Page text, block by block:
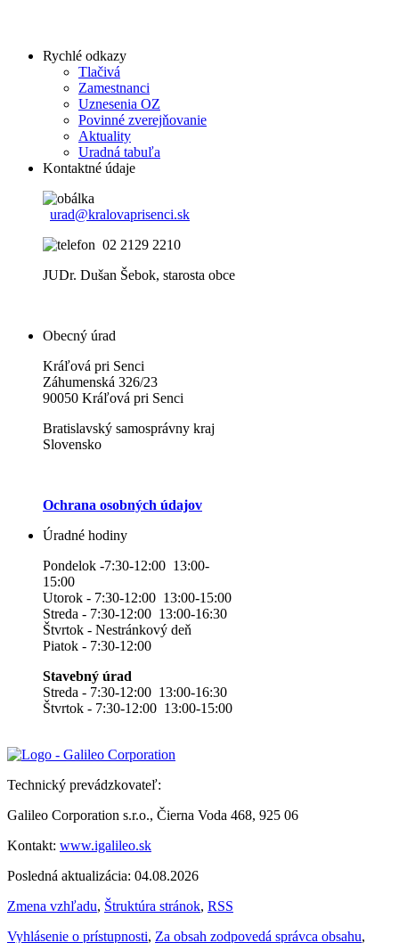
Rychlé odkazy
Tlačivá
Zamestnanci
Uznesenia OZ
Povinné zverejňovanie
Aktuality
Uradná tabuľa
Kontaktné údaje
urad@kralovaprisenci.sk
02 2129 2210
JUDr. Dušan Šebok, starosta obce
Obecný úrad
Kráľová pri Senci
Záhumenská 326/23
90050 Kráľová pri Senci
Bratislavský samosprávny kraj
Slovensko
Ochrana osobných údajov
Úradné hodiny
Pondelok -7:30-12:00 13:00-
15:00
Utorok - 7:30-12:00 13:00-15:00
Streda - 7:30-12:00 13:00-16:30
Štvrtok - Nestránkový deň
Piatok - 7:30-12:00
Stavebný úrad
Streda - 7:30-12:00 13:00-16:30
Štvrtok - 7:30-12:00 13:00-15:00
Technický prevádzkovateľ:
Galileo Corporation s.r.o., Čierna Voda 468, 925 06
Kontakt: www.igalileo.sk
Posledná aktualizácia: 04.08.2026
Zmena vzhľadu, Štruktúra stránok, RSS
Vyhlásenie o prístupnosti, Za obsah zodpovedá správca obsahu,